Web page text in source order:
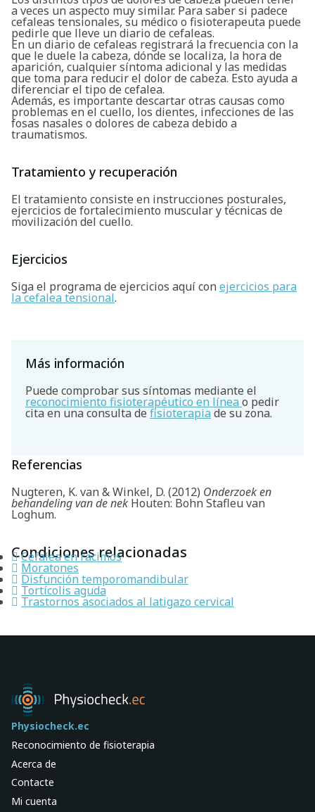
Buscar
a veces un aspecto muy similar. Para saber si padece
cefaleas tensionales, su médico o fisioterapeuta puede
pedirle que lleve un diario de cefaleas.
En un diario de cefaleas registrará la frecuencia con la
que le duele la cabeza, dónde se localiza, la hora de
aparición, cualquier síntoma adicional y las medidas
que toma para reducir el dolor de cabeza. Esto ayuda a
diferenciar el tipo de cefalea.
Además, es importante descartar otras causas como
problemas en el cuello, los dientes, infecciones de las
fosas nasales o dolores de cabeza debido a
traumatismos.
Tratamiento y recuperación
El tratamiento consiste en instrucciones posturales,
ejercicios de fortalecimiento muscular y técnicas de
movilización del cuello.
Ejercicios
Siga el programa de ejercicios aquí con ejercicios para
la cefalea tensional.
Más información
Puede comprobar sus síntomas mediante el
reconocimiento fisioterapéutico en línea o pedir
cita en una consulta de fisioterapia de su zona.
Referencias
Nugteren, K. van & Winkel, D. (2012) Onderzoek en
behandeling van de nek Houten: Bohn Stafleu van
Loghum.
Condiciones relacionadas
Cefalea en racimos
Moratones
Disfunción temporomandibular
Tortícolis aguda
Trastornos asociados al latigazo cervical
Physiocheck.ec
Reconocimiento de fisioterapia
Acerca de
Contacte
Mi cuenta